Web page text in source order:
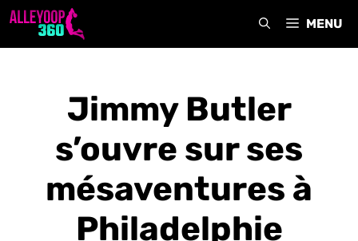
Aller
MENU
Jimmy Butler
s’ouvre sur ses
mésaventures à
Philadelphie